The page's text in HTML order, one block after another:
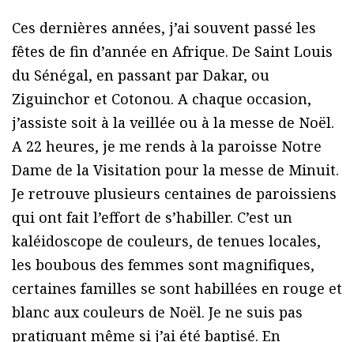
Ces dernières années, j’ai souvent passé les
fêtes de fin d’année en Afrique. De Saint Louis
du Sénégal, en passant par Dakar, ou
Ziguinchor et Cotonou. A chaque occasion,
j’assiste soit à la veillée ou à la messe de Noël.
A 22 heures, je me rends à la paroisse Notre
Dame de la Visitation pour la messe de Minuit.
Je retrouve plusieurs centaines de paroissiens
qui ont fait l’effort de s’habiller. C’est un
kaléidoscope de couleurs, de tenues locales,
les boubous des femmes sont magnifiques,
certaines familles se sont habillées en rouge et
blanc aux couleurs de Noël. Je ne suis pas
pratiquant même si j’ai été baptisé. En